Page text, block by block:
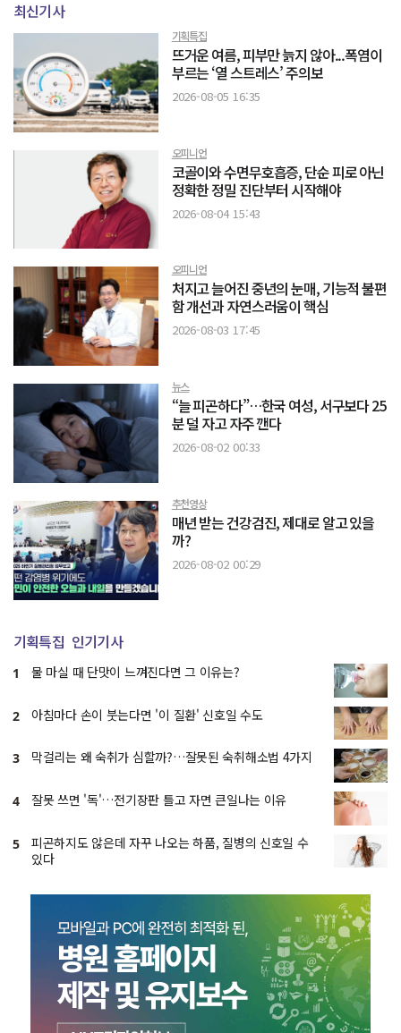
최신기사
기획특집
뜨거운 여름, 피부만 늙지 않아...폭염이
부르는 ‘열 스트레스’ 주의보
2026-08-05 16:35
오피니언
코골이와 수면무호흡증, 단순 피로 아닌
정확한 정밀 진단부터 시작해야
2026-08-04 15:43
오피니언
처지고 늘어진 중년의 눈매, 기능적 불편
함 개선과 자연스러움이 핵심
2026-08-03 17:45
뉴스
“늘 피곤하다”…한국 여성, 서구보다 25
분 덜 자고 자주 깬다
2026-08-02 00:33
추천영상
매년 받는 건강검진, 제대로 알고 있을
까?
2026-08-02 00:29
기획특집 인기기사
1 물 마실 때 단맛이 느껴진다면 그 이유는?
2 아침마다 손이 붓는다면 '이 질환' 신호일 수도
3 막걸리는 왜 숙취가 심할까?…잘못된 숙취해소법 4가지
4 잘못 쓰면 '독'…전기장판 틀고 자면 큰일나는 이유
5
피곤하지도 않은데 자꾸 나오는 하품, 질병의 신호일 수
있다